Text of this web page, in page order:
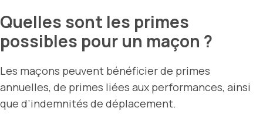
Quelles sont les primes
possibles pour un maçon ?
Les maçons peuvent bénéficier de primes
annuelles, de primes liées aux performances, ainsi
que d’indemnités de déplacement.